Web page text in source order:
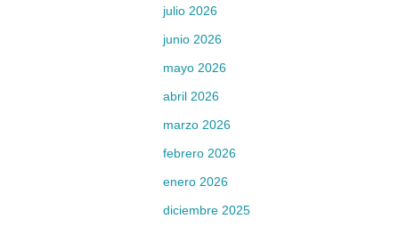
julio 2026
junio 2026
mayo 2026
abril 2026
marzo 2026
febrero 2026
enero 2026
diciembre 2025